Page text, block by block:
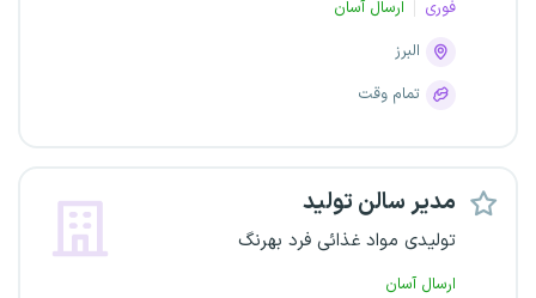
فوری
ارسال آسان
البرز
تمام وقت
مدیر سالن تولید
تولیدی مواد غذائی فرد بهرنگ
ارسال آسان